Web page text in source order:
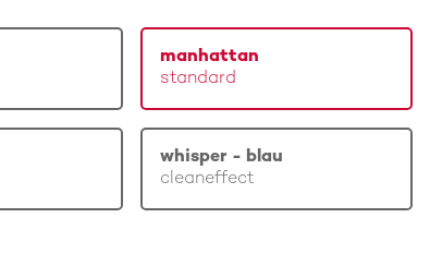
manhattan
standard
whisper - blau
cleaneffect